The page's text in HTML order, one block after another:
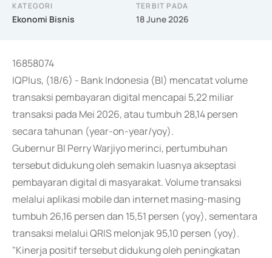
KATEGORI
Ekonomi Bisnis
TERBIT PADA
18 June 2026
16858074
IQPlus, (18/6) - Bank Indonesia (BI) mencatat volume
transaksi pembayaran digital mencapai 5,22 miliar
transaksi pada Mei 2026, atau tumbuh 28,14 persen
secara tahunan (year-on-year/yoy).
Gubernur BI Perry Warjiyo merinci, pertumbuhan
tersebut didukung oleh semakin luasnya akseptasi
pembayaran digital di masyarakat. Volume transaksi
melalui aplikasi mobile dan internet masing-masing
tumbuh 26,16 persen dan 15,51 persen (yoy), sementara
transaksi melalui QRIS melonjak 95,10 persen (yoy).
"Kinerja positif tersebut didukung oleh peningkatan